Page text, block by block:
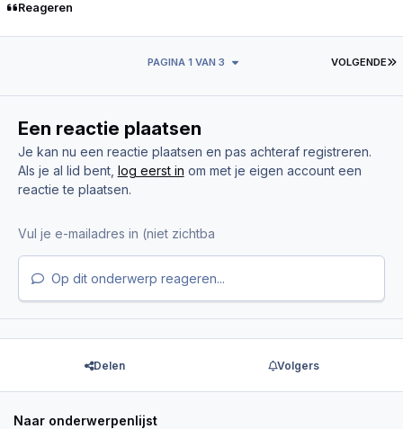
Reageren
VOLGENDE
PAGINA 1 VAN 3
Een reactie plaatsen
Je kan nu een reactie plaatsen en pas achteraf registreren.
Als je al lid bent, log eerst in om met je eigen account een
reactie te plaatsen.
Op dit onderwerp reageren...
Delen Volgers
Naar onderwerpenlijst